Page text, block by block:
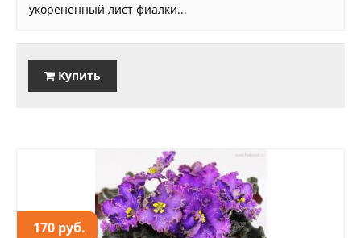
укорененный лист фиалки...
Купить
170 руб.